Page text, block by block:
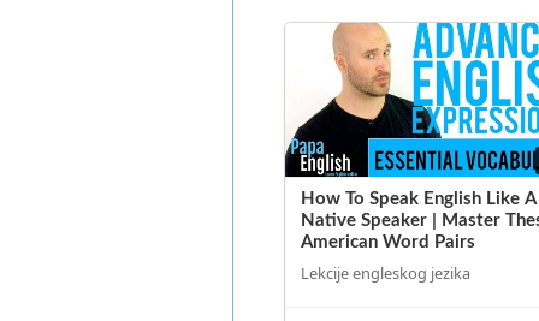
How To Speak English Like A
Native Speaker | Master
American Word Pairs
Lekcije engleskog jezika